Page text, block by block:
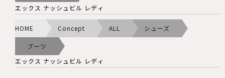
エックス ナッシュビル レディ
HOME Concept ALL シューズ
ブーツ
エックス ナッシュビル レディ